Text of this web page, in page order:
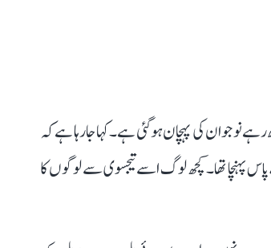
نوجوان کی پہچان ہو گئی ہے۔ کہا جا رہا ہے کہ
پہنچا تھا۔ کچھ لوگ اسے تیجسوی سے لوگوں کا